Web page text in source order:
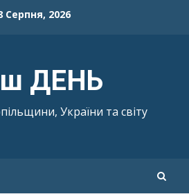
Серпня, 2026
ДЕНЬ
України та світу